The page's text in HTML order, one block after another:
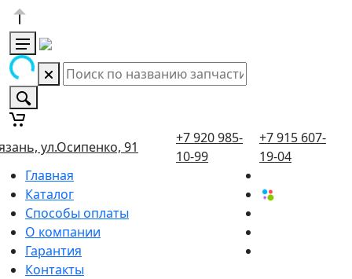
ул.Осипенко, 91
+7 920 985-
10-99
+7 915 607-
19-04
Главная
Каталог
Способы оплаты
О компании
Гарантия
Контакты